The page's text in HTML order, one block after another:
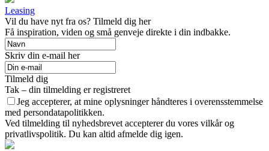
Leasing
Vil du have nyt fra os? Tilmeld dig her
Få inspiration, viden og små genveje direkte i din indbakke.
Skriv din e-mail her
Tilmeld dig
Tak – din tilmelding er registreret
Jeg accepterer, at mine oplysninger håndteres i overensstemmelse
med persondatapolitikken.
Ved tilmelding til nyhedsbrevet accepterer du vores vilkår og
privatlivspolitik. Du kan altid afmelde dig igen.